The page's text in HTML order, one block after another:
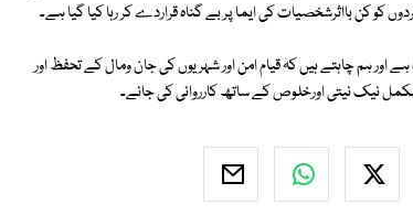
کو کن بااثرشخصیات کی ایما پر بے گناہ قراردے کر رہا کیا گیا ہے۔
ہم چاہتے ہیں کہ قیام امن اور شہریوں کی جان ومال کے تحفظ اور
مکمل نیک نیتی اورخلوص کے ساتھ کارروائی کی جائے۔